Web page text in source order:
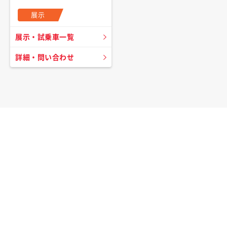
展示
展示・試乗車一覧
詳細・問い合わせ